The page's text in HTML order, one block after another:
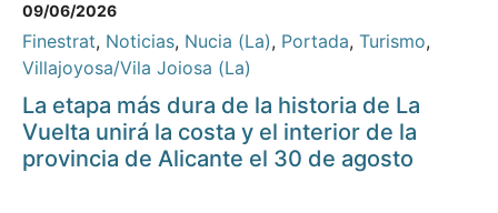
09/06/2026
Finestrat, Noticias, Nucia (La), Portada, Turismo,
Villajoyosa/Vila Joiosa (La)
La etapa más dura de la historia de La
Vuelta unirá la costa y el interior de la
provincia de Alicante el 30 de agosto